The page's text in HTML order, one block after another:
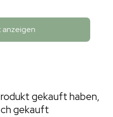
anzeigen
gekauft haben,
gekauft